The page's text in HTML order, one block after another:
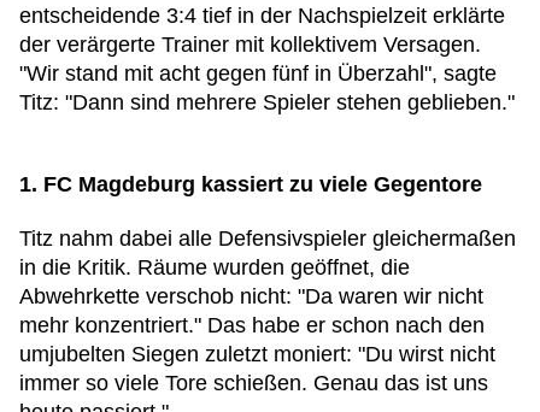
entscheidende 3:4 tief in der Nachspielzeit erklärte
der verärgerte Trainer mit kollektivem Versagen.
"Wir stand mit acht gegen fünf in Überzahl", sagte
Titz: "Dann sind mehrere Spieler stehen geblieben."
1. FC Magdeburg kassiert zu viele Gegentore
Titz nahm dabei alle Defensivspieler gleichermaßen
in die Kritik. Räume wurden geöffnet, die
Abwehrkette verschob nicht: "Da waren wir nicht
mehr konzentriert." Das habe er schon nach den
umjubelten Siegen zuletzt moniert: "Du wirst nicht
immer so viele Tore schießen. Genau das ist uns